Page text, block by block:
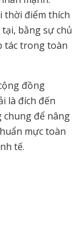
thời điểm thích
bằng sự chủ
tác trong toàn
đồng
là đích đến
chung để nâng
mực toàn
tế.